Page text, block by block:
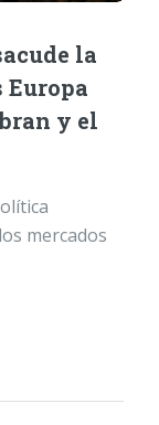
la
y el
mercados